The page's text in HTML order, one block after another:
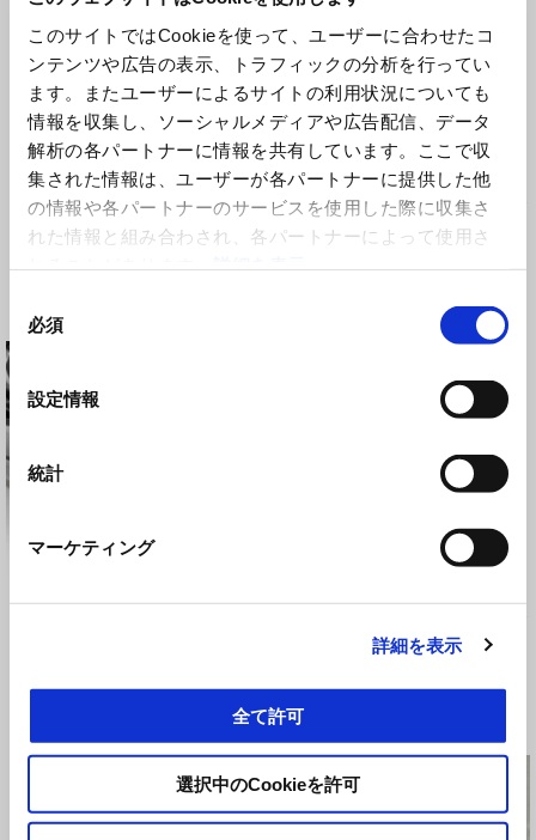
このサイトではCookieを使って、ユーザーに合わせたコ
ンテンツや広告の表示、トラフィックの分析を行ってい
ます。またユーザーによるサイトの利用状況についても
情報を収集し、ソーシャルメディアや広告配信、データ
解析の各パートナーに情報を共有しています。ここで収
集された情報は、ユーザーが各パートナーに提供した他
の情報や各パートナーのサービスを使用した際に収集さ
れた情報と組み合わされ、各パートナーによって使用さ
の
選
択
必須
設定情報
統計
マーケティング
詳細を表示
全て許可
選択中のCookieを許可
アジャスタブルブレーキレバ
ー シルバー
アジャスタブルブレーキレバ
ー ブラック
ー